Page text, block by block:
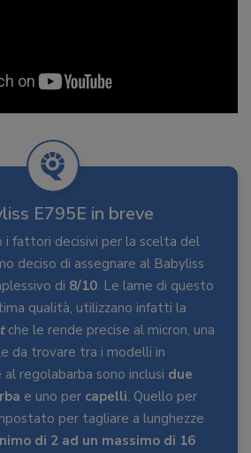
E795E in breve
i fattori decisivi per la scelta del
deciso di assegnare al Babyliss
di 8/10. Le lame di questo
qualità, utilizzano infatti la
che le rende precise al micron, una
da trovare tra i modelli in
regolabarba sono inclusi due
e uno per capelli. Quello per
per tagliare a lunghezze
di 2 ad un massimo di 16